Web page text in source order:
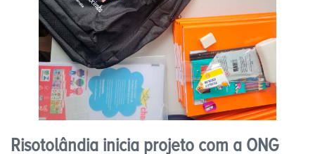
Risotolândia inicia projeto com a ONG